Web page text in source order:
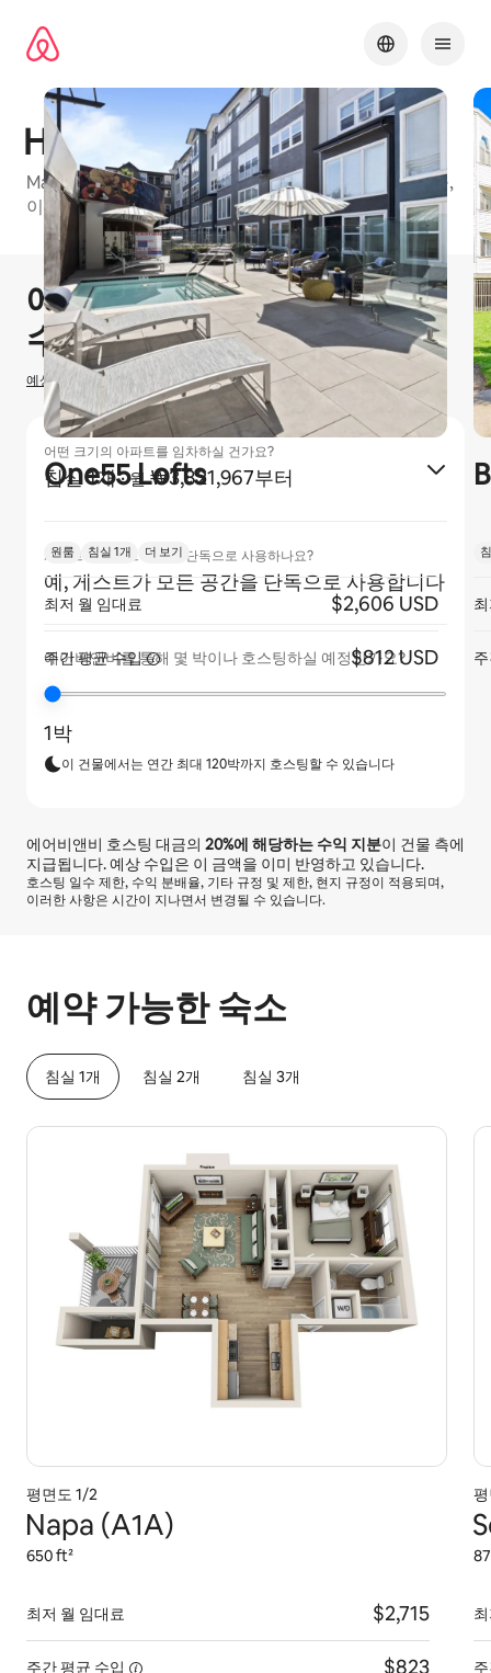
바로가기
Highlands of Marin I
Marin County에 있는 에어비앤비 프렌들리 아파트 건물,
이용 가능한 유형: 침실 1개, 침실 2개 및 침실 3개
0개 중 0개 표시됨
1 / 10
에어비앤비 호스팅으로₩0
수입을 올리실 수 있습니다
예상 호스팅 수입을 산정하는 방법
어떤 크기의 아파트를 임차하실 건가요?
침실 1개·월₩3,821,967부터
게스트가 아파트 전체를 단독으로 사용하나요?
예, 게스트가 모든 공간을 단독으로 사용합니다
에어비앤비를 통해 몇 박이나 호스팅하실 예정인가요?
1박
이 건물에서는 연간 최대 120박까지 호스팅할 수 있습니다
에어비앤비 호스팅 대금의 20%에 해당하는 수익 지분이 건물 측에
지급됩니다. 예상 수입은 이 금액을 이미 반영하고 있습니다.
호스팅 일수 제한, 수익 분배율, 기타 규정 및 제한, 현지 규정이 적용되며,
이러한 사항은 시간이 지나면서 변경될 수 있습니다.
예약 가능한 숙소
침실 1개 침실 2개 침실 3개
평면도 1/2
Napa (A1A)
650 ft²
최저 월 임대료 $2,715
주간 평균 수입 $823
One55 Lofts
원룸 침실 1개 더 보기
최저 월 임대료 $2,606 USD
주간 평균수입 $812 USD